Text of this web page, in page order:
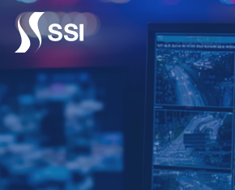
Vai al contenuto principale
SISTEMI DI